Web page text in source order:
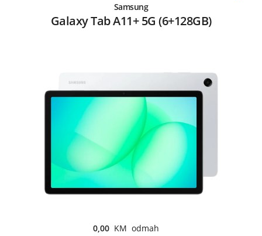
Samsung
Galaxy Tab A11+ 5G (6+128GB)
0,00 KM odmah